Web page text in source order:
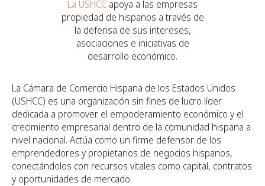
La USHCC apoya a las empresas
propiedad de hispanos a través de
la defensa de sus intereses,
asociaciones e iniciativas de
desarrollo económico.
La Cámara de Comercio Hispana de los Estados Unidos
(USHCC) es una organización sin fines de lucro líder
dedicada a promover el empoderamiento económico y el
crecimiento empresarial dentro de la comunidad hispana a
nivel nacional. Actúa como un firme defensor de los
emprendedores y propietarios de negocios hispanos,
conectándolos con recursos vitales como capital, contratos
y oportunidades de mercado.